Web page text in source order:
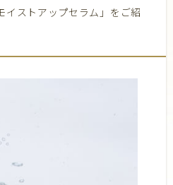
イストアップセラム」をご紹